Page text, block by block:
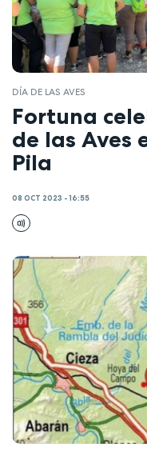
DÍA DE LAS AVES
Fortuna
de las Aves
Pila
08 OCT 2023 - 16:55